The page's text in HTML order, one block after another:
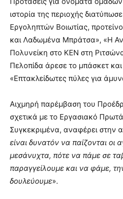
ιστορία της περιοχής
Εργοληπτών Βοιωτίας,
και Λαδωμένα Μπράτσα», «Η
Πολυνείκη στο ΚΕΝ στη
Πελοπίδα άρεσε το μπάσκετ
«Επτακλείδωτες πύλες για
Αιχμηρή παρέμβαση του
σχετικά με το Εργασιακό
Συγκεκριμένα, αναφέρει στην
είναι δυνατόν να παίζονται οι
μεσάνυχτα, πότε να πάμε σε
παραγγείλουμε και να φάμε,
δουλεύουμε».